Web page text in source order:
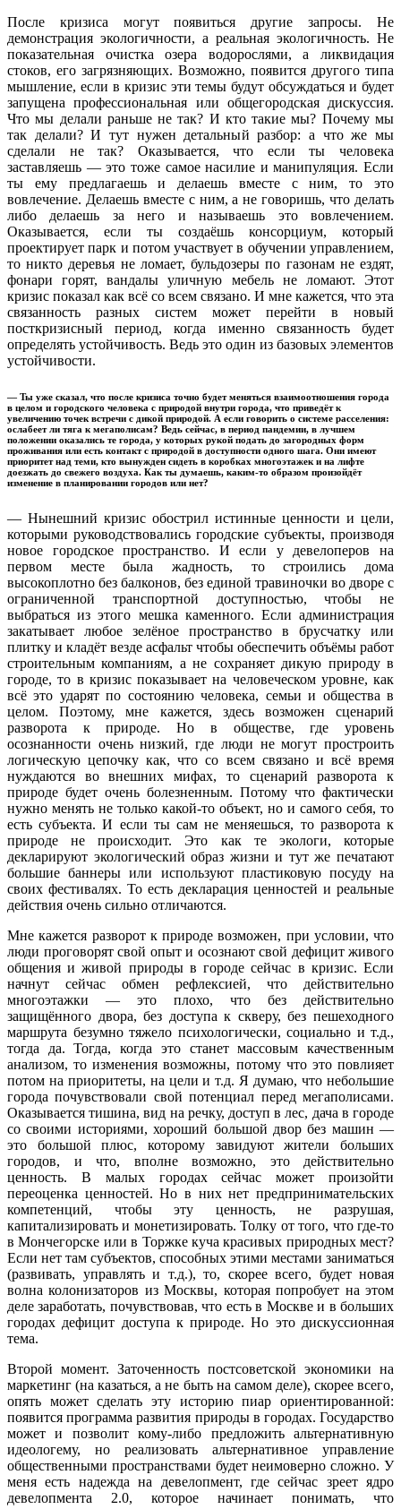
После кризиса могут появиться другие запросы. Не
демонстрация экологичности, а реальная экологичность. Не
показательная очистка озера водорослями, а ликвидация
стоков, его загрязняющих. Возможно, появится другого типа
мышление, если в кризис эти темы будут обсуждаться и будет
запущена профессиональная или общегородская дискуссия.
Что мы делали раньше не так? И кто такие мы? Почему мы
так делали? И тут нужен детальный разбор: а что же мы
сделали не так? Оказывается, что если ты человека
заставляешь — это тоже самое насилие и манипуляция. Если
ты ему предлагаешь и делаешь вместе с ним, то это
вовлечение. Делаешь вместе с ним, а не говоришь, что делать
либо делаешь за него и называешь это вовлечением.
Оказывается, если ты создаёшь консорциум, который
проектирует парк и потом участвует в обучении управлением,
то никто деревья не ломает, бульдозеры по газонам не ездят,
фонари горят, вандалы уличную мебель не ломают. Этот
кризис показал как всё со всем связано. И мне кажется, что эта
связанность разных систем может перейти в новый
посткризисный период, когда именно связанность будет
определять устойчивость. Ведь это один из базовых элементов
устойчивости.
— Ты уже сказал, что после кризиса точно будет меняться взаимоотношения города
в целом и городского человека с природой внутри города, что приведёт к
увеличению точек встречи с дикой природой. А если говорить о системе расселения:
ослабеет ли тяга к мегаполисам? Ведь сейчас, в период пандемии, в лучшем
положении оказались те города, у которых рукой подать до загородных форм
проживания или есть контакт с природой в доступности одного шага. Они имеют
приоритет над теми, кто вынужден сидеть в коробках многоэтажек и на лифте
доезжать до свежего воздуха. Как ты думаешь, каким-то образом произойдёт
изменение в планировании городов или нет?
— Нынешний кризис обострил истинные ценности и цели,
которыми руководствовались городские субъекты, производя
новое городское пространство. И если у девелоперов на
первом месте была жадность, то строились дома
высокоплотно без балконов, без единой травиночки во дворе с
ограниченной транспортной доступностью, чтобы не
выбраться из этого мешка каменного. Если администрация
закатывает любое зелёное пространство в брусчатку или
плитку и кладёт везде асфальт чтобы обеспечить объёмы работ
строительным компаниям, а не сохраняет дикую природу в
городе, то в кризис показывает на человеческом уровне, как
всё это ударят по состоянию человека, семьи и общества в
целом. Поэтому, мне кажется, здесь возможен сценарий
разворота к природе. Но в обществе, где уровень
осознанности очень низкий, где люди не могут простроить
логическую цепочку как, что со всем связано и всё время
нуждаются во внешних мифах, то сценарий разворота к
природе будет очень болезненным. Потому что фактически
нужно менять не только какой-то объект, но и самого себя, то
есть субъекта. И если ты сам не меняешься, то разворота к
природе не происходит. Это как те экологи, которые
декларируют экологический образ жизни и тут же печатают
большие баннеры или используют пластиковую посуду на
своих фестивалях. То есть декларация ценностей и реальные
действия очень сильно отличаются.
Мне кажется разворот к природе возможен, при условии, что
люди проговорят свой опыт и осознают свой дефицит живого
общения и живой природы в городе сейчас в кризис. Если
начнут сейчас обмен рефлексией, что действительно
многоэтажки — это плохо, что без действительно
защищённого двора, без доступа к скверу, без пешеходного
маршрута безумно тяжело психологически, социально и т.д.,
тогда да. Тогда, когда это станет массовым качественным
анализом, то изменения возможны, потому что это повлияет
потом на приоритеты, на цели и т.д. Я думаю, что небольшие
города почувствовали свой потенциал перед мегаполисами.
Оказывается тишина, вид на речку, доступ в лес, дача в городе
со своими историями, хороший большой двор без машин —
это большой плюс, которому завидуют жители больших
городов, и что, вполне возможно, это действительно
ценность. В малых городах сейчас может произойти
переоценка ценностей. Но в них нет предпринимательских
компетенций, чтобы эту ценность, не разрушая,
капитализировать и монетизировать. Толку от того, что где-то
в Мончегорске или в Торжке куча красивых природных мест?
Если нет там субъектов, способных этими местами заниматься
(развивать, управлять и т.д.), то, скорее всего, будет новая
волна колонизаторов из Москвы, которая попробует на этом
деле заработать, почувствовав, что есть в Москве и в больших
городах дефицит доступа к природе. Но это дискуссионная
тема.
Второй момент. Заточенность постсоветской экономики на
маркетинг (на казаться, а не быть на самом деле), скорее всего,
опять может сделать эту историю пиар ориентированной:
появится программа развития природы в городах. Государство
может и позволит кому-либо предложить альтернативную
идеологему, но реализовать альтернативное управление
общественными пространствами будет неимоверно сложно. У
меня есть надежда на девелопмент, где сейчас зреет ядро
девелопмента 2.0, которое начинает понимать, что